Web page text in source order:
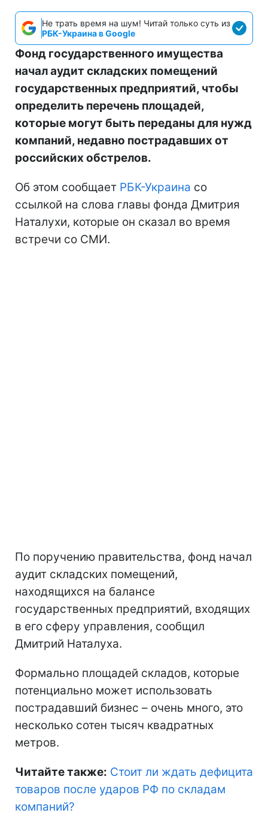
Не трать время на шум! Читай только суть из
РБК-Украина в Google
Фонд государственного имущества
начал аудит складских помещений
государственных предприятий, чтобы
определить перечень площадей,
которые могут быть переданы для нужд
компаний, недавно пострадавших от
российских обстрелов.
Об этом сообщает РБК-Украина со
ссылкой на слова главы фонда Дмитрия
Наталухи, которые он сказал во время
встречи со СМИ.
По поручению правительства, фонд начал
аудит складских помещений,
находящихся на балансе
государственных предприятий, входящих
в его сферу управления, сообщил
Дмитрий Наталуха.
Формально площадей складов, которые
потенциально может использовать
пострадавший бизнес – очень много, это
несколько сотен тысяч квадратных
метров.
Читайте также: Стоит ли ждать дефицита
товаров после ударов РФ по складам
компаний?